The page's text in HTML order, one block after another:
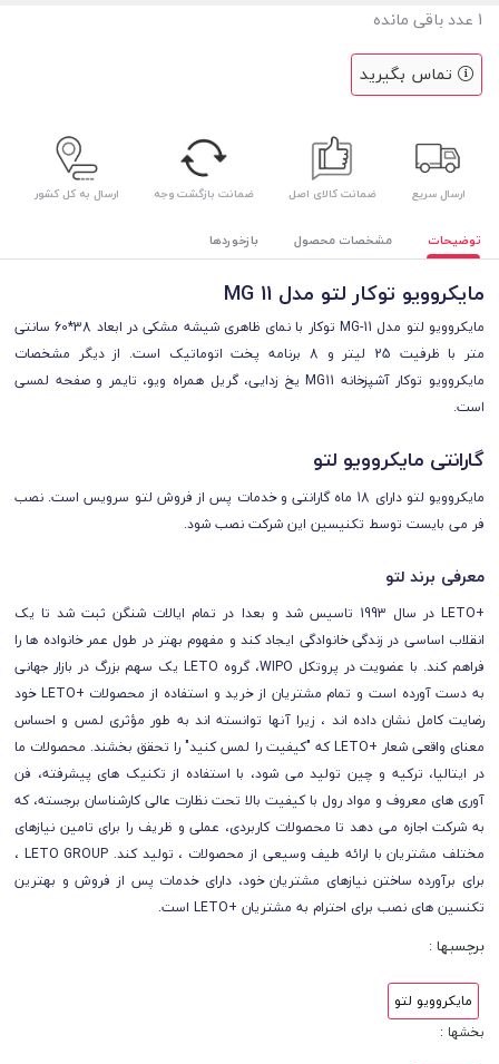
1 عدد باقی مانده
تماس بگیرید
ارسال سریع ضمانت کالای اصل ضمانت بازگشت وجه ارسال به کل کشور
توضیحات مشخصات محصول بازخوردها
مایکروویو توکار لتو مدل MG 11
مایکروویو لتو مدل MG-11 توکار با نمای ظاهری شیشه مشکی در ابعاد 38*60 سانتی
متر با ظرفیت 25 لیتر
و 8 برنامه پخت اتوماتیک
است. از دیگر مشخصات
مایکروویو توکار آشپزخانه MG11
یخ زدایی، گریل همراه ویو، تایمر و صفحه لمسی
است.
گارانتی مایکروویو لتو
مایکروویو لتو دارای 18 ماه گارانتی و خدمات پس از فروش لتو سرویس است.
نصب
فر می بایست توسط تکنیسین این شرکت نصب شود.
معرفی برند لتو
+LETO در سال 1993 تاسیس شد و بعدا در تمام ایالات شنگن ثبت شد تا یک
انقلاب اساسی در زندگی خانوادگی ایجاد کند و مفهوم بهتر در طول عمر خانواده ها را
فراهم کند. با عضویت در پروتکل WIPO، گروه LETO یک سهم بزرگ در بازار جهانی
به دست آورده است و تمام مشتریان از خرید و استفاده از محصولات +LETO خود
رضایت کامل نشان داده اند ، زیرا آنها توانسته اند به طور مؤثری لمس و احساس
معنای واقعی شعار +LETO که "کیفیت را لمس کنید" را تحقق بخشند. محصولات ما
در ایتالیا، ترکیه و چین تولید می شود، با استفاده از تکنیک های پیشرفته، فن
آوری های معروف و مواد رول با کیفیت بالا تحت نظارت عالی کارشناسان برجسته، که
به شرکت اجازه می دهد تا محصولات کاربردی، عملی و ظریف را برای تامین نیازهای
مختلف مشتریان با ارائه طیف وسیعی از محصولات ، تولید کند. LETO GROUP ،
برای برآورده ساختن نیازهای مشتریان خود، دارای خدمات پس از فروش و بهترین
تکنسین های نصب برای احترام به مشتریان +LETO است.
برچسبها :
مایکروویو لتو
بخشها :